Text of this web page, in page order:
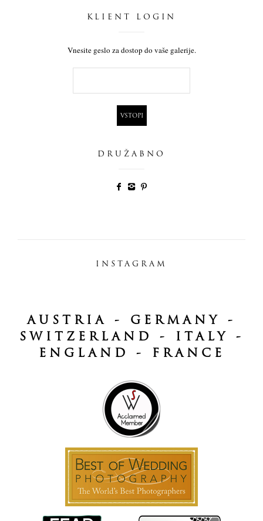
KLIENT LOGIN
Vnesite geslo za dostop do vaše galerije.
DRUŽABNO
INSTAGRAM
AUSTRIA - GERMANY -
SWITZERLAND - ITALY -
ENGLAND - FRANCE